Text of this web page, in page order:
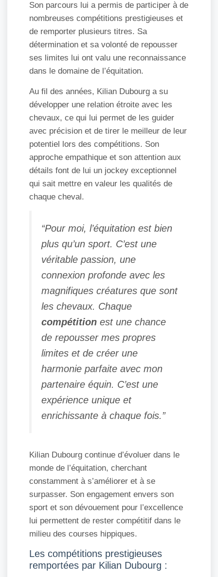
Son parcours lui a permis de participer à de
nombreuses compétitions prestigieuses et
de remporter plusieurs titres. Sa
détermination et sa volonté de repousser
ses limites lui ont valu une reconnaissance
dans le domaine de l’équitation.
Au fil des années, Kilian Dubourg a su
développer une relation étroite avec les
chevaux, ce qui lui permet de les guider
avec précision et de tirer le meilleur de leur
potentiel lors des compétitions. Son
approche empathique et son attention aux
détails font de lui un jockey exceptionnel
qui sait mettre en valeur les qualités de
chaque cheval.
“Pour moi, l’équitation est bien
plus qu’un sport. C’est une
véritable passion, une
connexion profonde avec les
magnifiques créatures que sont
les chevaux. Chaque
compétition est une chance
de repousser mes propres
limites et de créer une
harmonie parfaite avec mon
partenaire équin. C’est une
expérience unique et
enrichissante à chaque fois.”
Kilian Dubourg continue d’évoluer dans le
monde de l’équitation, cherchant
constamment à s’améliorer et à se
surpasser. Son engagement envers son
sport et son dévouement pour l’excellence
lui permettent de rester compétitif dans le
milieu des courses hippiques.
Les compétitions prestigieuses
remportées par Kilian Dubourg :